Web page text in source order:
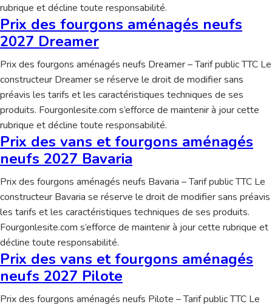
rubrique et décline toute responsabilité.
Prix des fourgons aménagés neufs
2027 Dreamer
Prix des fourgons aménagés neufs Dreamer – Tarif public TTC Le
constructeur Dreamer se réserve le droit de modifier sans
préavis les tarifs et les caractéristiques techniques de ses
produits. Fourgonlesite.com s’efforce de maintenir à jour cette
rubrique et décline toute responsabilité.
Prix des vans et fourgons aménagés
neufs 2027 Bavaria
Prix des fourgons aménagés neufs Bavaria – Tarif public TTC Le
constructeur Bavaria se réserve le droit de modifier sans préavis
les tarifs et les caractéristiques techniques de ses produits.
Fourgonlesite.com s’efforce de maintenir à jour cette rubrique et
décline toute responsabilité.
Prix des vans et fourgons aménagés
neufs 2027 Pilote
Prix des fourgons aménagés neufs Pilote – Tarif public TTC Le